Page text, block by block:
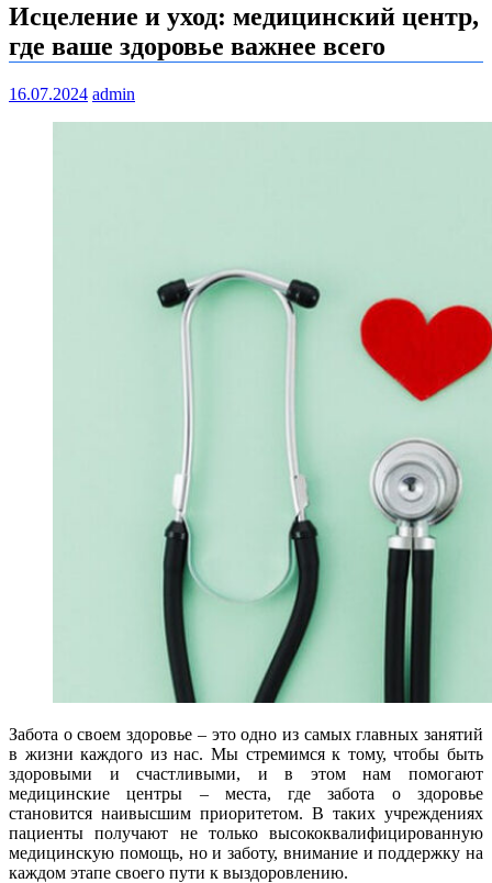
Исцеление и уход: медицинский центр,
где ваше здоровье важнее всего
16.07.2024 admin
Забота о своем здоровье – это одно из самых главных занятий
в жизни каждого из нас. Мы стремимся к тому, чтобы быть
здоровыми и счастливыми, и в этом нам помогают
медицинские центры – места, где забота о здоровье
становится наивысшим приоритетом. В таких учреждениях
пациенты получают не только высококвалифицированную
медицинскую помощь, но и заботу, внимание и поддержку на
каждом этапе своего пути к выздоровлению.